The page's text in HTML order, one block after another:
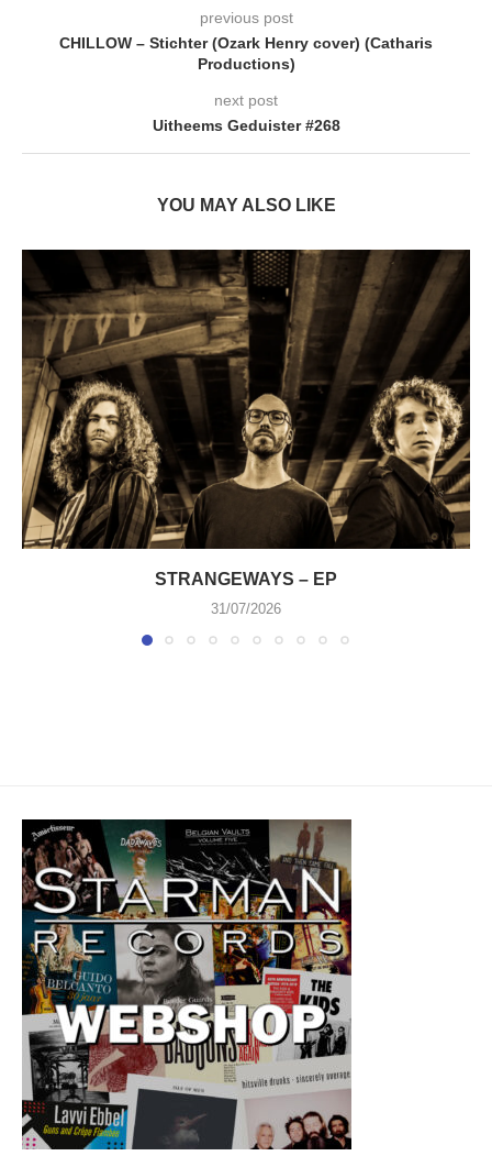
previous post
CHILLOW – Stichter (Ozark Henry cover) (Catharis
Productions)
next post
Uitheems Geduister #268
YOU MAY ALSO LIKE
STRANGEWAYS – EP
31/07/2026